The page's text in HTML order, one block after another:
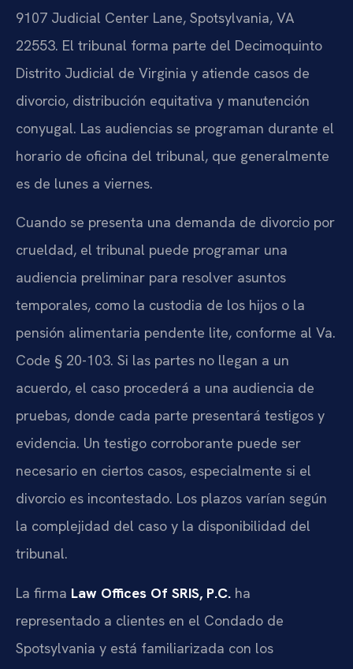
9107 Judicial Center Lane, Spotsylvania, VA
22553. El tribunal forma parte del Decimoquinto
Distrito Judicial de Virginia y atiende casos de
divorcio, distribución equitativa y manutención
conyugal. Las audiencias se programan durante el
horario de oficina del tribunal, que generalmente
es de lunes a viernes.
Cuando se presenta una demanda de divorcio por
crueldad, el tribunal puede programar una
audiencia preliminar para resolver asuntos
temporales, como la custodia de los hijos o la
pensión alimentaria pendente lite, conforme al Va.
Code § 20-103. Si las partes no llegan a un
acuerdo, el caso procederá a una audiencia de
pruebas, donde cada parte presentará testigos y
evidencia. Un testigo corroborante puede ser
necesario en ciertos casos, especialmente si el
divorcio es incontestado. Los plazos varían según
la complejidad del caso y la disponibilidad del
tribunal.
La firma Law Offices Of SRIS, P.C. ha
representado a clientes en el Condado de
Spotsylvania y está familiarizada con los